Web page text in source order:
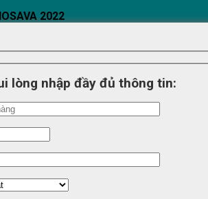
2022
lòng nhập đầy đủ thông tin: